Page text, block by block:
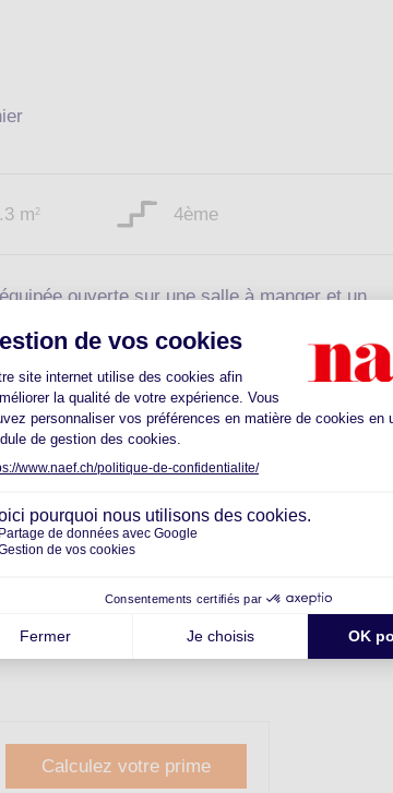
m2 4ème
ouverte sur une salle à manger et un
salle de bain et un WC séparé.
à bien plaire.
Cave
Calculez votre prime